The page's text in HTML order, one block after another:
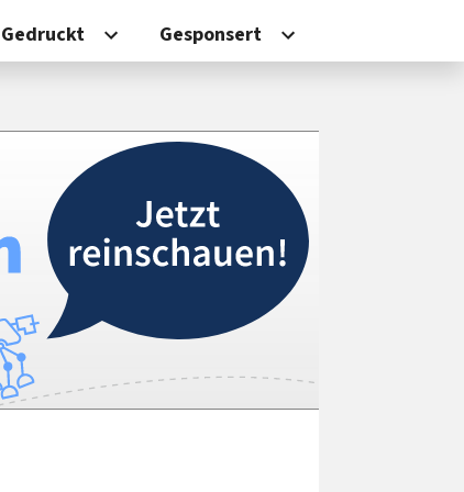
Gedruckt Gesponsert